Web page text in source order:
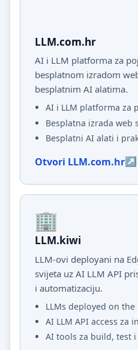
LLM.com.hr
AI i LLM platforma za
besplatnom izradom
besplatnim AI alatima.
AI i LLM platforma za
Besplatna izrada web
Besplatni AI alati i
Otvori LLM.com.hr
LLM.kiwi
LLM-ovi deployani na
svijeta uz AI LLM API
i automatizaciju.
LLMs deployed on
AI LLM API access za
AI tools za build, test i